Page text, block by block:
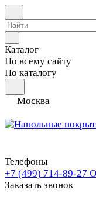
Каталог
По всему сайту
По каталогу
Москва
Телефоны
+7 (499) 714-89-27
Заказать звонок